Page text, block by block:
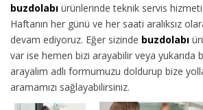
buzdolabı ürünlerinde teknik servis
Haftanın her günü ve her saati aralıksız
devam ediyoruz. Eğer sizinde buzdolabı
var ise hemen bizi arayabilir veya yukarıda
arayalım adlı formumuzu doldurup bize
aramamızı sağlayabilirsiniz.